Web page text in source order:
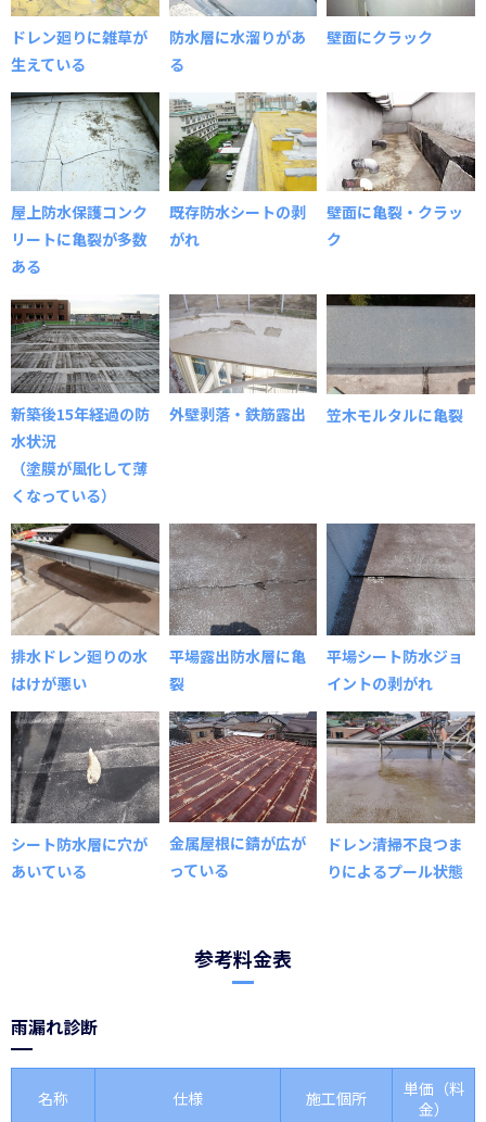
ドレン廻りに雑草が
生えている
防水層に水溜りがあ
る
壁面にクラック
屋上防水保護コンク
リートに亀裂が多数
ある
既存防水シートの剥
がれ
壁面に亀裂・クラッ
ク
新築後15年経過の防
水状況
（塗膜が風化して薄
くなっている）
外壁剥落・鉄筋露出 笠木モルタルに亀裂
排水ドレン廻りの水
はけが悪い
平場露出防水層に亀
裂
平場シート防水ジョ
イントの剥がれ
シート防水層に穴が
あいている
金属屋根に錆が広が
っている
ドレン清掃不良つま
りによるプール状態
参考料金表
雨漏れ診断
名称 仕様 施工個所
単価（料
金）